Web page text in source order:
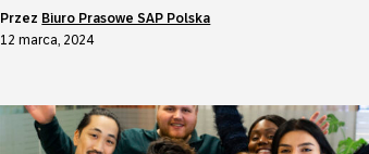
przez Biuro Prasowe SAP Polska
12 marca, 2024